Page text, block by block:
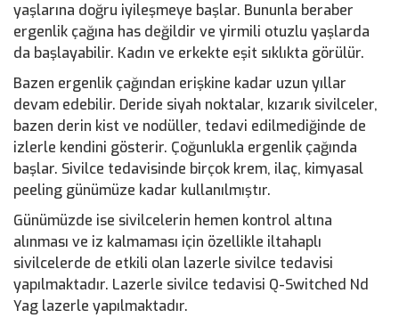
yaşlarına doğru iyileşmeye başlar. Bununla beraber
ergenlik çağına has değildir ve yirmili otuzlu yaşlarda
da başlayabilir. Kadın ve erkekte eşit sıklıkta görülür.
Bazen ergenlik çağından erişkine kadar uzun yıllar
devam edebilir. Deride siyah noktalar, kızarık sivilceler,
bazen derin kist ve nodüller, tedavi edilmediğinde de
izlerle kendini gösterir. Çoğunlukla ergenlik çağında
başlar. Sivilce tedavisinde birçok krem, ilaç, kimyasal
peeling günümüze kadar kullanılmıştır.
Günümüzde ise sivilcelerin hemen kontrol altına
alınması ve iz kalmaması için özellikle iltahaplı
sivilcelerde de etkili olan lazerle sivilce tedavisi
yapılmaktadır. Lazerle sivilce tedavisi Q-Switched Nd
Yag lazerle yapılmaktadır.